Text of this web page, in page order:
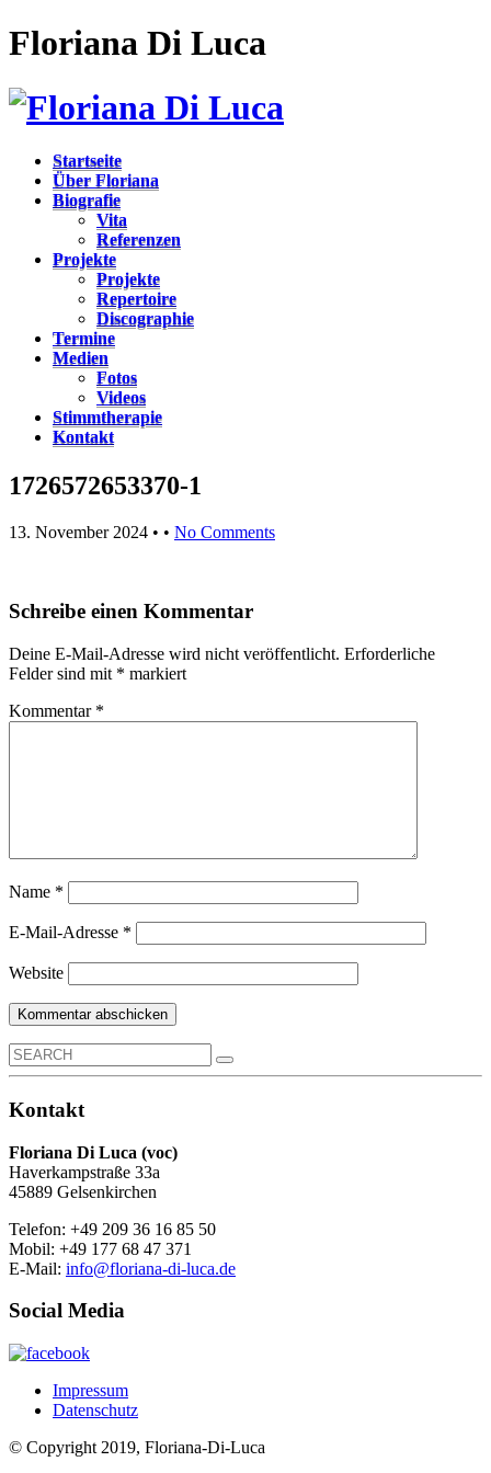
Floriana Di Luca
Startseite
Über Floriana
Biografie
Vita
Referenzen
Projekte
Projekte
Repertoire
Discographie
Termine
Medien
Fotos
Videos
Stimmtherapie
Kontakt
1726572653370-1
13. November 2024 • • No Comments
Schreibe einen Kommentar
Deine E-Mail-Adresse wird nicht veröffentlicht. Erforderliche
Felder sind mit * markiert
Kommentar *
Name *
E-Mail-Adresse *
Website
Search
for:
Kontakt
Floriana Di Luca (voc)
Haverkampstraße 33a
45889 Gelsenkirchen
Telefon: +49 209 36 16 85 50
Mobil: +49 177 68 47 371
E-Mail: info@floriana-di-luca.de
Social Media
Impressum
Datenschutz
© Copyright 2019, Floriana-Di-Luca